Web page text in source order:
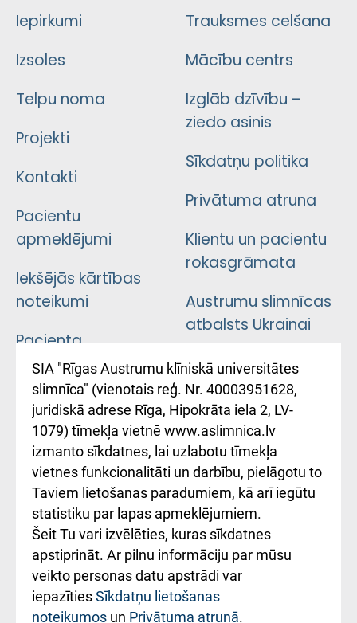
Iepirkumi
Izsoles
Telpu noma
Projekti
Kontakti
Pacientu
apmeklējumi
Iekšējās kārtības
noteikumi
Pacienta
atsauksmju/sūdzību
iesniegšanas
kārtība
Kā pie mums nokļūt
Rēķinu apmaksas
ceļvedis
Rekvizīti un
ārstniecības
iestādes kods
010000234
Trauksmes celšana
Mācību centrs
Izglāb dzīvību –
ziedo asinis
Sīkdatņu politika
Privātuma atruna
Klientu un pacientu
rokasgrāmata
Austrumu slimnīcas
atbalsts Ukrainai
Підтримка Східної
лікарні та співпраця з
Україною
SIA "Rīgas Austrumu klīniskā universitātes
slimnīca" (vienotais reģ. Nr. 40003951628,
juridiskā adrese Rīga, Hipokrāta iela 2, LV-
1079) tīmekļa vietnē www.aslimnica.lv
izmanto sīkdatnes, lai uzlabotu tīmekļa
vietnes funkcionalitāti un darbību, pielāgotu to
Taviem lietošanas paradumiem, kā arī iegūtu
statistiku par lapas apmeklējumiem.
Šeit Tu vari izvēlēties, kuras sīkdatnes
apstiprināt. Ar pilnu informāciju par mūsu
veikto personas datu apstrādi var
iepazītiesSīkdatņu lietošanas
noteikumos un Privātuma atrunā.